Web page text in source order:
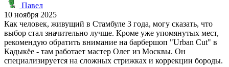
Павел
10 ноября 2025
Как человек, живущий в Стамбуле 3 года, могу сказать, что
выбор стал значительно лучше. Кроме уже упомянутых мест,
рекомендую обратить внимание на барбершоп "Urban Cut" в
Кадыкёе - там работает мастер Олег из Москвы. Он
специализируется на сложных стрижках и коррекции бороды.